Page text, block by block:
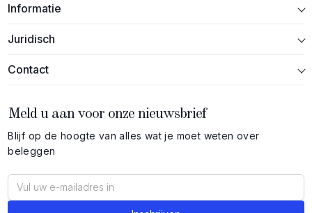
Informatie
Juridisch
Contact
Meld u aan voor onze nieuwsbrief
Blijf op de hoogte van alles wat je moet weten over
beleggen